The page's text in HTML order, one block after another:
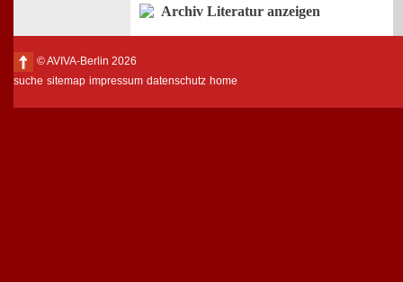
Archiv Literatur anzeigen
© AVIVA-Berlin 2026
suche sitemap impressum datenschutz home